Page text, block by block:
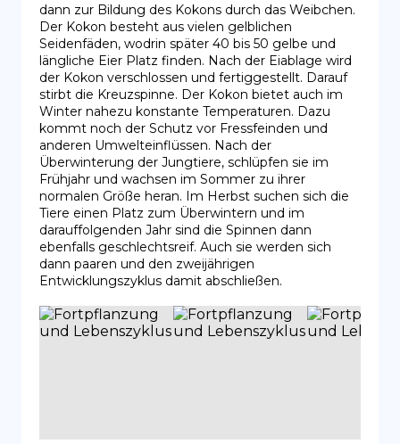
dann zur Bildung des Kokons durch das Weibchen.
Der Kokon besteht aus vielen gelblichen
Seidenfäden, wodrin später 40 bis 50 gelbe und
längliche Eier Platz finden. Nach der Eiablage wird
der Kokon verschlossen und fertiggestellt. Darauf
stirbt die Kreuzspinne. Der Kokon bietet auch im
Winter nahezu konstante Temperaturen. Dazu
kommt noch der Schutz vor Fressfeinden und
anderen Umwelteinflüssen. Nach der
Überwinterung der Jungtiere, schlüpfen sie im
Frühjahr und wachsen im Sommer zu ihrer
normalen Größe heran. Im Herbst suchen sich die
Tiere einen Platz zum Überwintern und im
darauffolgenden Jahr sind die Spinnen dann
ebenfalls geschlechtsreif. Auch sie werden sich
dann paaren und den zweijährigen
Entwicklungszyklus damit abschließen.